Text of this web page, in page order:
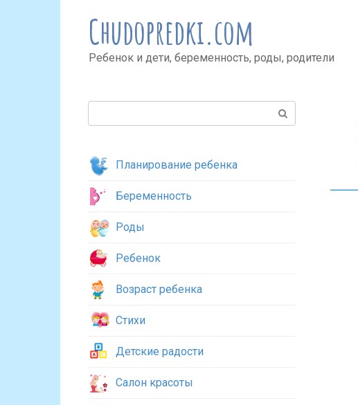
Chudopredki.com
Ребенок и дети, беременность, роды, родители
Планирование ребенка
Беременность
Роды
Ребенок
Возраст ребенка
Стихи
Детские радости
Салон красоты